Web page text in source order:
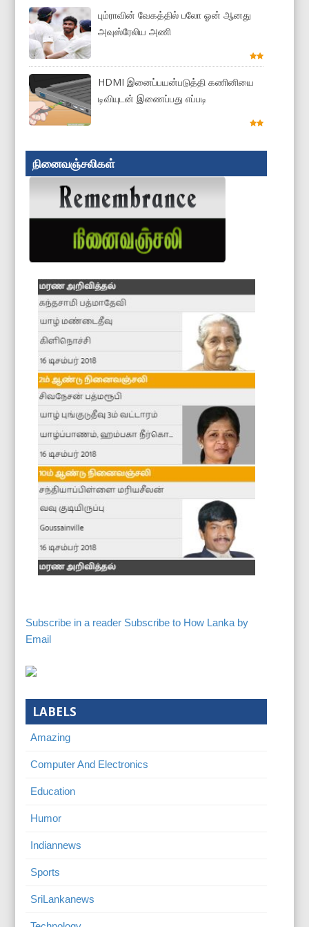
பும்ராவின் வேகத்தில் பலோ ஓன் ஆனது
அவுஸ்ரேலிய அணி
HDMI இனைப்பயன்படுத்தி கணினியை
டிவியுடன் இணைப்பது எப்படி
நினைவஞ்சலிகள்
Subscribe in a reader Subscribe to How Lanka by
Email
LABELS
Amazing
Computer And Electronics
Education
Humor
Indiannews
Sports
SriLankanews